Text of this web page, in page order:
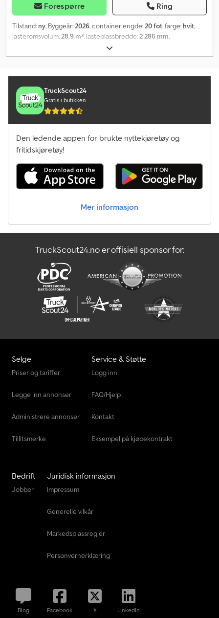
Forespørre Ring
Tilstand: ny, Byggeår:2026, containerlengde:20 fot, farge: hvit,
lasteromsvolum:28,9 m³, lasteplassbredde:2 286 mm,
, lasteromshøyde:
kjøleenhet,
TruckScout24
Gratis i butikken
Den ledende appen for brukte nyttekjøretøy og
fritidskjøretøy!
Mer informasjon
TruckScout24.no er offisiell sponsor for:
Selge
Priser og tariffer
Legge inn annonser
Administrere annonser
Tillitsmerke
Service & Støtte
Logg inn
FAQ/Hjelp
Kontakt
Eksempel på kjøpekontrakt
Bedrift
Jobber
Juridisk informasjon
Impressum
Generelle vilkår
Markedsplassregler
Personvernerklæring
Blog Facebook X LinkedIn